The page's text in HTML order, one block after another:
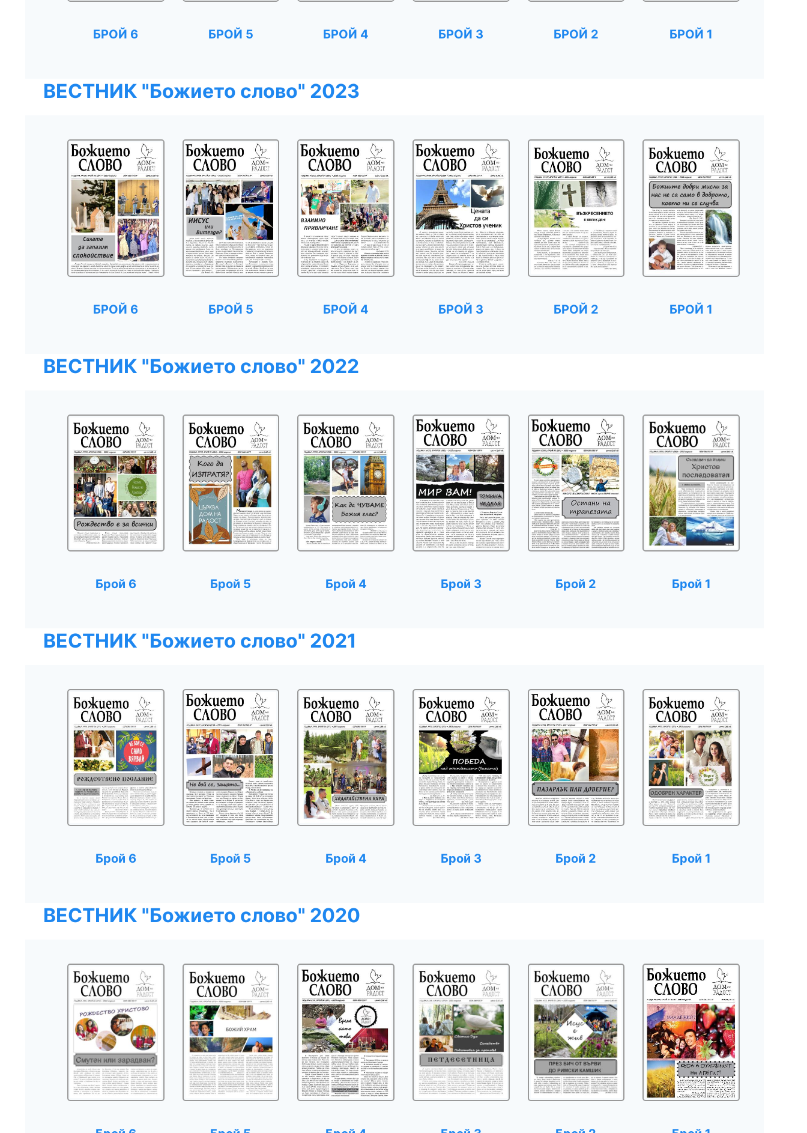
БРОЙ 6 БРОЙ 5 БРОЙ 4 БРОЙ 3 БРОЙ 2 БРОЙ 1
ВЕСТНИК "Божието слово" 2023
БРОЙ 6 БРОЙ 5 БРОЙ 4 БРОЙ 3 БРОЙ 2 БРОЙ 1
ВЕСТНИК "Божието слово" 2022
Брой 6 Брой 5 Брой 4 Брой 3 Брой 2 Брой 1
ВЕСТНИК "Божието слово" 2021
Брой 6 Брой 5 Брой 4 Брой 3 Брой 2 Брой 1
ВЕСТНИК "Божието слово" 2020